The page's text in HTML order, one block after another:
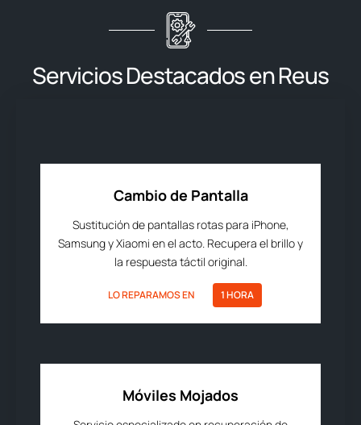
Servicios Destacados en Reus
Cambio de Pantalla
Sustitución de pantallas rotas para iPhone,
Samsung y Xiaomi en el acto. Recupera el brillo y
la respuesta táctil original.
LO REPARAMOS EN 1 HORA
Móviles Mojados